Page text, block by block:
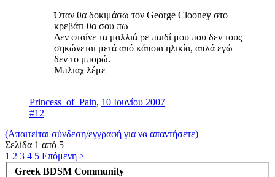
Όταν θα δοκιμάσω τον George Clooney στο
κρεβάτι θα σου πω
Δεν φταίνε τα μαλλιά ρε παιδί μου που δεν τους
σηκώνεται μετά από κάποια ηλικία, απλά εγώ
δεν το μπορώ.
Μπλιαχ λέμε
Princess_of_Pain, 10 Ιουνίου 2007
#12
(Απαιτείται σύνδεση/εγγραφή για να απαντήσετε)
Σελίδα 1 από 5
1 2 3 4 5 Επόμενη >
Greek BDSM Community